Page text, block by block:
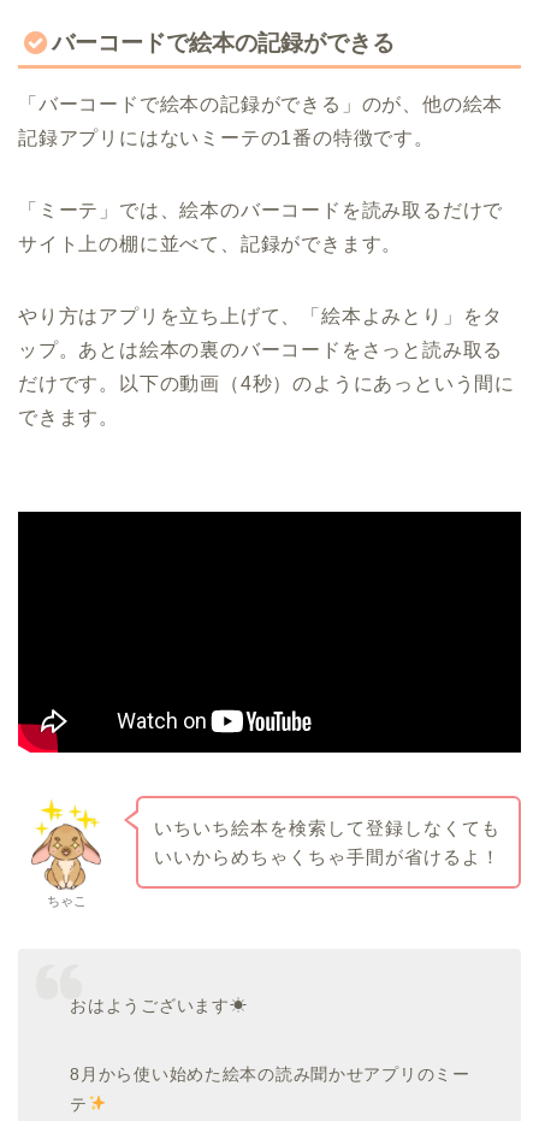
バーコードで絵本の記録ができる
「バーコードで絵本の記録ができる」のが、他の絵本
記録アプリにはないミーテの1番の特徴です。
「ミーテ」では、絵本のバーコードを読み取るだけで
サイト上の棚に並べて、記録ができます。
やり方はアプリを立ち上げて、「絵本よみとり」をタ
ップ。あとは絵本の裏のバーコードをさっと読み取る
だけです。以下の動画（4秒）のようにあっという間に
できます。
ちゃこ
いちいち絵本を検索して登録しなくても
いいからめちゃくちゃ手間が省けるよ！
おはようございます☀
8月から使い始めた絵本の読み聞かせアプリのミー
テ